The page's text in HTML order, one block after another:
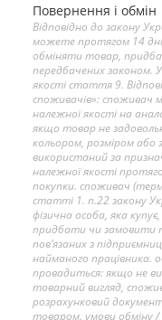
Повернення і обмін
Відповідно до закону
можете протягом 14
обміняти товар,
передбачених законом.
якості стаття 9.
споживачів»: споживач
належної якості на
якщо товар не
кольором, розміром
використаний за
належної якості
покупки. споживач
статті 1. п.22 закону
фізична особа, яка
придбати чи замовити
пов’язаних з
найманого працівника.
провадиться: якщо не
товарний вигляд,
розрахунковий
товаром. умови обміну /